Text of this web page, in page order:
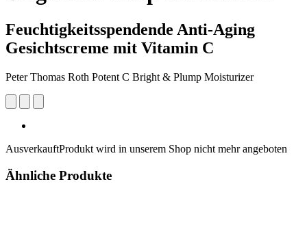
Feuchtigkeitsspendende Anti-Aging
Gesichtscreme mit Vitamin C
Peter Thomas Roth Potent C Bright & Plump Moisturizer
AusverkauftProdukt wird in unserem Shop nicht mehr angeboten
Ähnliche Produkte